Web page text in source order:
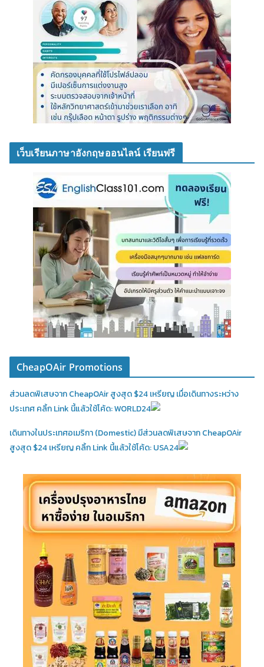
เว็บเรียนภาษาอังกฤษออนไลน์ เรียนฟรี
CheapOAir Promotions
ส่วนลดพิเสษจาก CheapOAir สูงสุด $24 เหรียญ เมื่อเดินทางระหว่าง
ประเทศ คลิ้ก Link นี้แล้วใช้โค้ด: WORLD24
เดินทางในประเทศอเมริกา (Domestic)มีส่วนลดพิเสษจาก CheapOAir
สูงสุด $24 เหรียญ คลิ้ก Link นี้แล้วใช้โค้ด: USA24